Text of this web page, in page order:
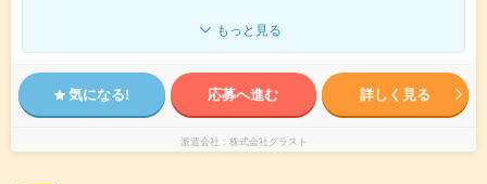
もっと見る
気になる! 応募へ進む 詳しく見る
派遣会社 株式会社グラスト